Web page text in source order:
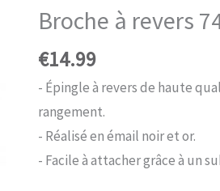
Broche à revers
€14.99
- Épingle à revers de haute
rangement.
- Réalisé en émail noir et or.
- Facile à attacher grâce à un